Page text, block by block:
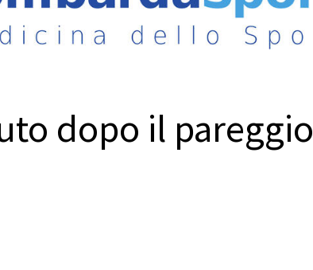
dopo il pareggio